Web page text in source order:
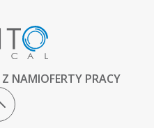
Z NAMIOFERTY PRACY